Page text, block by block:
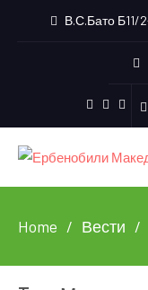
В.С.Бато Б11/
Home Вести